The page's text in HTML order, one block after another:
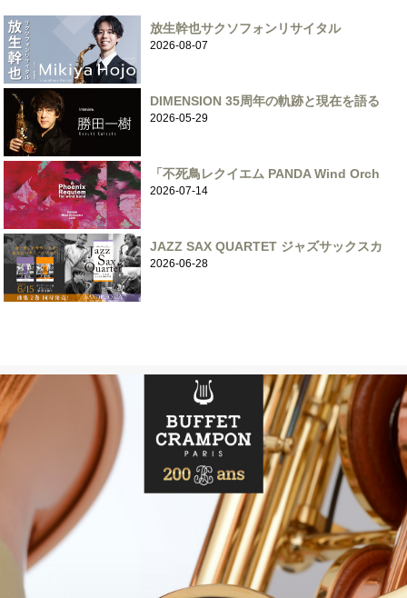
放生幹也サクソフォンリサイタル
2026-08-07
DIMENSION 35周年の軌跡と現在を語る
2026-05-29
「不死鳥レクイエム PANDA Wind Orch
2026-07-14
JAZZ SAX QUARTET ジャズサックスカ
2026-06-28